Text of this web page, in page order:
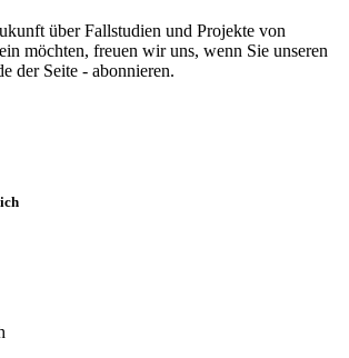
über Fallstudien und Projekte von
möchten, freuen wir uns, wenn Sie unseren
der Seite - abonnieren.